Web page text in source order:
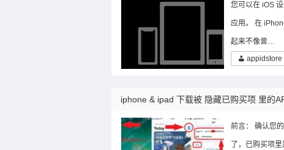
您可以在 iOS
应用。 在
起来不像曾…
appidstore
iphone & ipad 下载被 隐藏已购买项 里的
前言： 确认您
了，已购买项